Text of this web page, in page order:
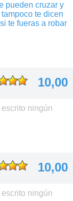
pueden cruzar y
te dicen
te fueras a robar
10,00
ningún
10,00
ningún